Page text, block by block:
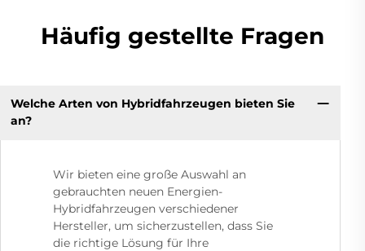
Häufig gestellte Fragen
Welche Arten von Hybridfahrzeugen bieten Sie
an?
Wir bieten eine große Auswahl an
gebrauchten neuen Energien-
Hybridfahrzeugen verschiedener
Hersteller, um sicherzustellen, dass Sie
die richtige Lösung für Ihre